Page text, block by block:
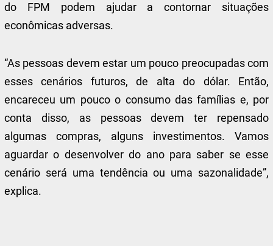
do FPM podem ajudar a contornar situações
econômicas adversas.
“As pessoas devem estar um pouco preocupadas com
esses cenários futuros, de alta do dólar. Então,
encareceu um pouco o consumo das famílias e, por
conta disso, as pessoas devem ter repensado
algumas compras, alguns investimentos. Vamos
aguardar o desenvolver do ano para saber se esse
cenário será uma tendência ou uma sazonalidade”,
explica.